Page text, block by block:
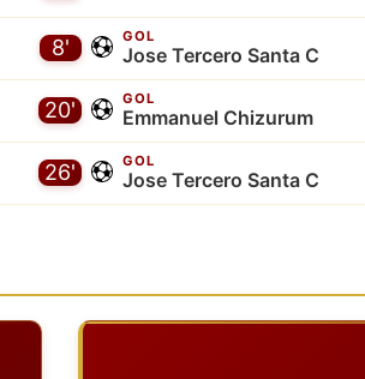
8' GOL
Jose Tercero Santa C
20' GOL
Emmanuel Chizurum
26' GOL
Jose Tercero Santa C